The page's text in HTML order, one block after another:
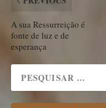
A sua Ressurreição é
fonte de luz e de
esperança